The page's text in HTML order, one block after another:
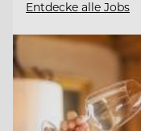
Entdecke alle Jobs